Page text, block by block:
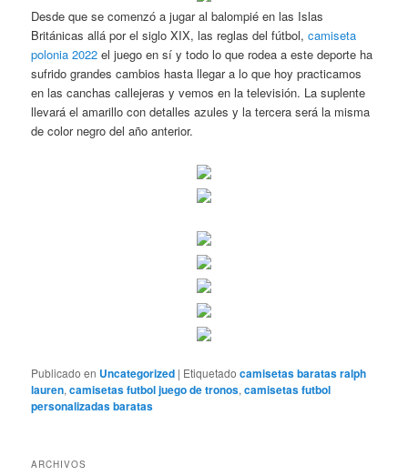
Desde que se comenzó a jugar al balompié en las Islas
Británicas allá por el siglo XIX, las reglas del fútbol,camiseta
polonia 2022 el juego en sí y todo lo que rodea a este deporte ha
sufrido grandes cambios hasta llegar a lo que hoy practicamos
en las canchas callejeras y vemos en la televisión. La suplente
llevará el amarillo con detalles azules y la tercera será la misma
de color negro del año anterior.
Publicado en Uncategorized | Etiquetado camisetas baratas ralph
lauren,camisetas futbol juego de tronos,camisetas futbol
personalizadas baratas
ARCHIVOS